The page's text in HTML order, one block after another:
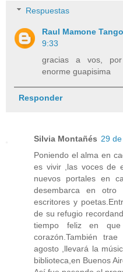
Respuestas
Raul Mamone Tango
9:33
gracias a vos, por
enorme guapisima
Responder
Silvia Montañés 29
Poniendo el alma en
es vivir ,las voces de
nuevos portales en
desembarca en otro
escritores y
de su refugio
tiempo feliz en
corazón.También
agosto ,llevará la
biblioteca,en Buenos